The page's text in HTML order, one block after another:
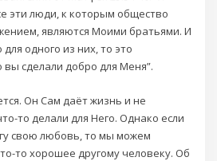
эти люди, к которым общество
являются Моими братьями. И
одного из них, то это
сделали добро для Меня”.
Он Сам даёт жизнь и не
то делали для Него. Однако если
свою любовь, то мы можем
то хорошее другому человеку. Об